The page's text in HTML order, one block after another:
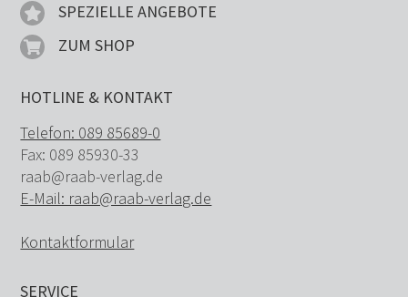
SPEZIELLE ANGEBOTE
ZUM SHOP
HOTLINE & KONTAKT
Telefon: 089 85689-0
Fax: 089 85930-33
raab@raab-verlag.de
E-Mail: raab@raab-verlag.de
Kontaktformular
SERVICE